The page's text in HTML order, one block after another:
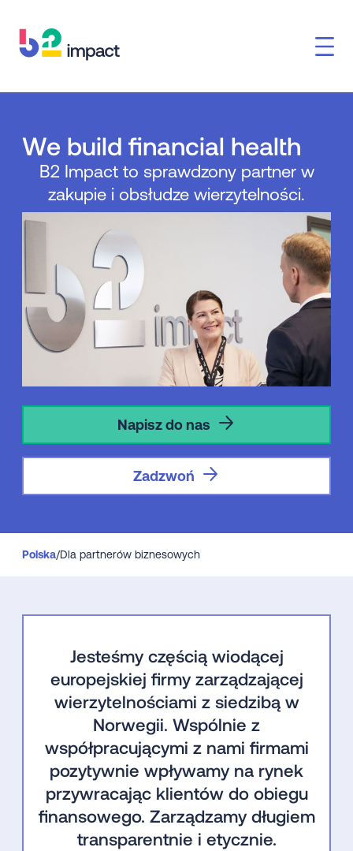
We build financial health
B2 Impact to sprawdzony partner w
zakupie i obsłudze wierzytelności.
Napisz do nas
Zadzwoń
Polska/Dla partnerów biznesowych
Jesteśmy częścią wiodącej
europejskiej firmy zarządzającej
wierzytelnościami z siedzibą w
Norwegii. Wspólnie z
współpracującymi z nami firmami
pozytywnie wpływamy na rynek
przywracając klientów do obiegu
finansowego. Zarządzamy długiem
transparentnie i etycznie.